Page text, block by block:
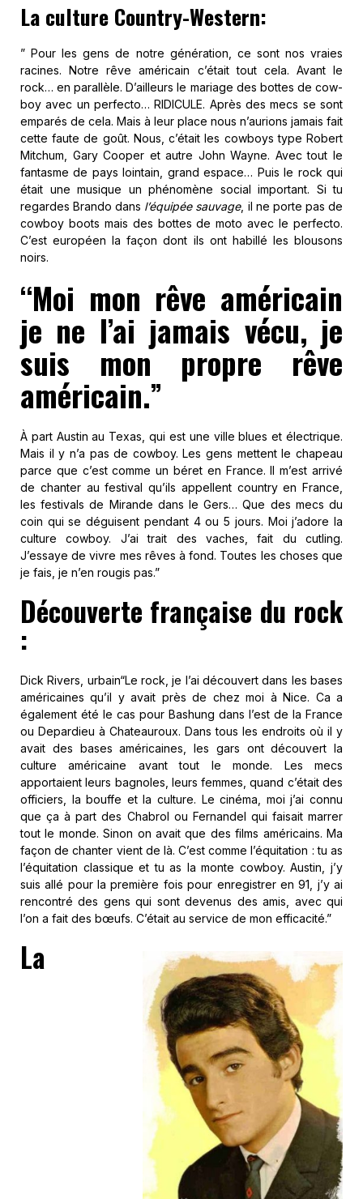
La culture Country-Western:
” Pour les gens de notre génération, ce sont nos vraies
racines. Notre rêve américain c’était tout cela. Avant le
rock… en parallèle. D’ailleurs le mariage des bottes de cow-
boy avec un perfecto… RIDICULE. Après des mecs se sont
emparés de cela. Mais à leur place nous n’aurions jamais fait
cette faute de goût. Nous, c’était les cowboys type Robert
Mitchum, Gary Cooper et autre John Wayne. Avec tout le
fantasme de pays lointain, grand espace… Puis le rock qui
était une musique un phénomène social important. Si tu
regardes Brando dans l’équipée sauvage, il ne porte pas de
cowboy boots mais des bottes de moto avec le perfecto.
C’est européen la façon dont ils ont habillé les blousons
noirs.
“Moi mon rêve américain
je ne l’ai jamais vécu, je
suis mon propre rêve
américain.”
À part Austin au Texas, qui est une ville blues et électrique.
Mais il y n’a pas de cowboy. Les gens mettent le chapeau
parce que c’est comme un béret en France. Il m’est arrivé
de chanter au festival qu’ils appellent country en France,
les festivals de Mirande dans le Gers… Que des mecs du
coin qui se déguisent pendant 4 ou 5 jours. Moi j’adore la
culture cowboy. J’ai trait des vaches, fait du cutling.
J’essaye de vivre mes rêves à fond. Toutes les choses que
je fais, je n’en rougis pas.”
Découverte française du rock
:
Dick Rivers, urbain“Le rock, je l’ai découvert dans les bases
américaines qu’il y avait près de chez moi à Nice. Ca a
également été le cas pour Bashung dans l’est de la France
ou Depardieu à Chateauroux. Dans tous les endroits où il y
avait des bases américaines, les gars ont découvert la
culture américaine avant tout le monde. Les mecs
apportaient leurs bagnoles, leurs femmes, quand c’était des
officiers, la bouffe et la culture. Le cinéma, moi j’ai connu
que ça à part des Chabrol ou Fernandel qui faisait marrer
tout le monde. Sinon on avait que des films américains. Ma
façon de chanter vient de là. C’est comme l’équitation : tu as
l’équitation classique et tu as la monte cowboy. Austin, j’y
suis allé pour la première fois pour enregistrer en 91, j’y ai
rencontré des gens qui sont devenus des amis, avec qui
l’on a fait des bœufs. C’était au service de mon efficacité.”
La